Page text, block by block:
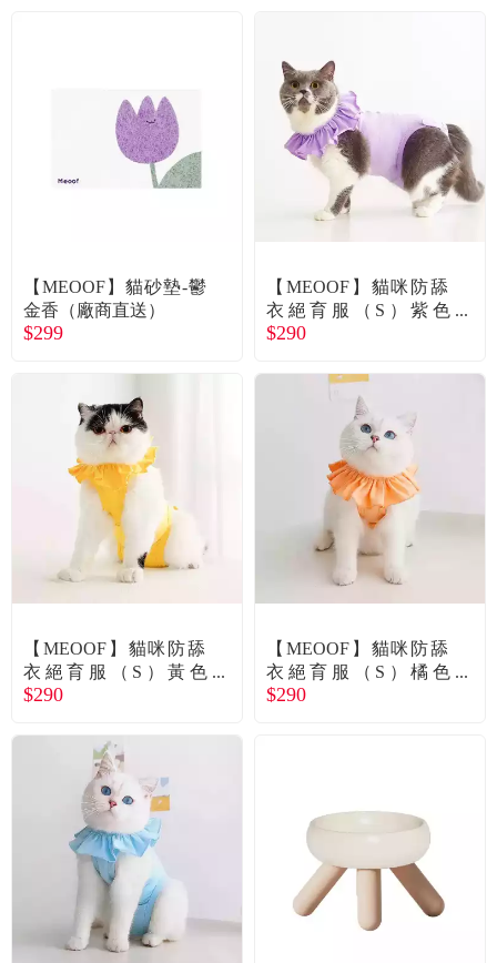
【MEOOF】貓砂墊-鬱
金香（廠商直送）
$299
【MEOOF】貓咪防舔
衣絕育服（S）紫色
（廠商直送）
$290
【MEOOF】貓咪防舔
衣絕育服（S）黃色
（廠商直送）
$290
【MEOOF】貓咪防舔
衣絕育服（S）橘色
（廠商直送）
$290